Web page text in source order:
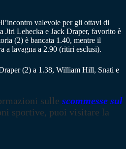
valevole per gli ottavi di
Jiri Lehecka e Jack Draper, favorito è
(2) è bancata 1.40, mentre il
a lavagna a 2.90 (ritiri esclusi).
(2) a 1.38, William Hill, Snati e
sulle scommesse sul
sportive, puoi visitare la